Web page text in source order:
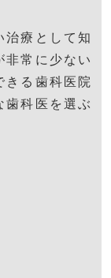
治療として知
非常に少ない
きる歯科医院
歯科医を選ぶ